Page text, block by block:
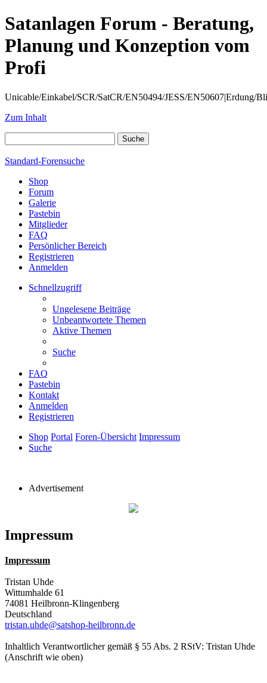
Satanlagen Forum - Beratung,
Planung und Konzeption vom
Profi
Unicable/Einkabel/SCR/SatCR/EN50494/JESS/EN50607|Erdung/
Zum Inhalt
Standard-Forensuche
Shop
Forum
Galerie
Pastebin
Mitglieder
FAQ
Persönlicher Bereich
Registrieren
Anmelden
Schnellzugriff
Ungelesene Beiträge
Unbeantwortete Themen
Aktive Themen
Suche
FAQ
Pastebin
Kontakt
Anmelden
Registrieren
Shop Portal Foren-Übersicht Impressum
Suche
Advertisement
Impressum
Impressum
Tristan Uhde
Wittumhalde 61
74081 Heilbronn-Klingenberg
Deutschland
tristan.uhde@satshop-heilbronn.de
Inhaltlich Verantwortlicher gemäß § 55 Abs. 2 RStV: Tristan Uhde
(Anschrift wie oben)